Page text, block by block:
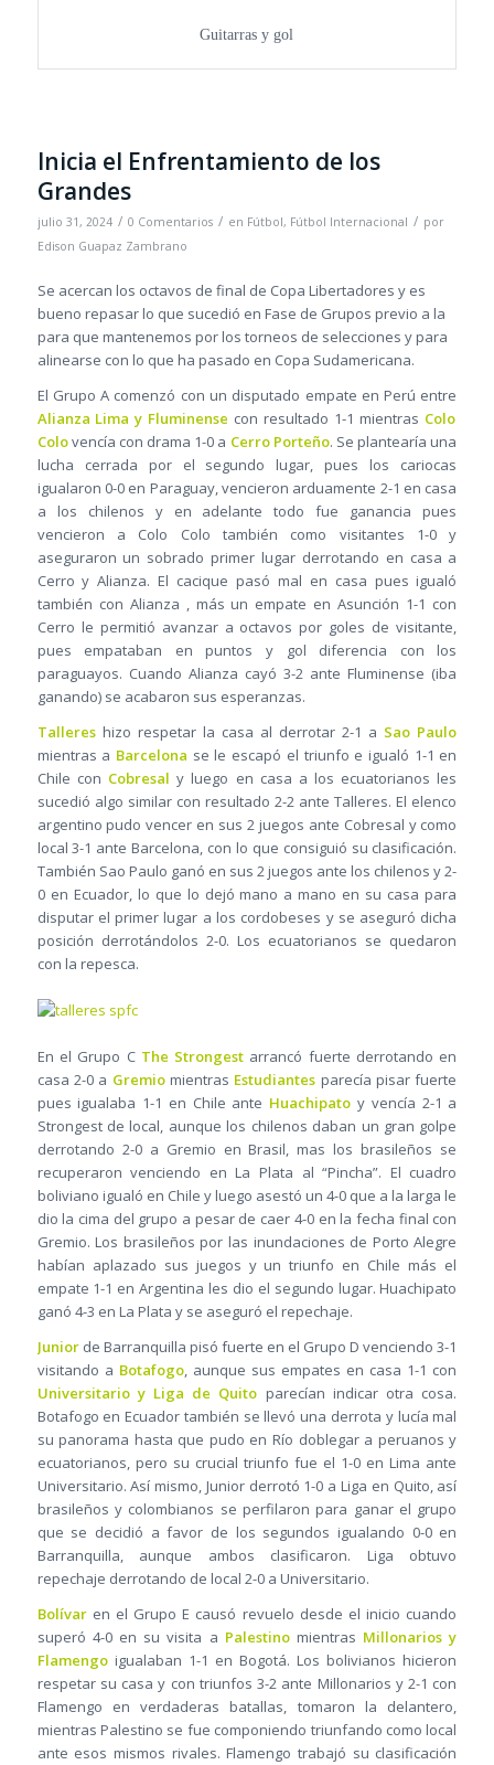
Guitarras y gol
Inicia el Enfrentamiento de los
Grandes
julio 31, 2024 / 0 Comentarios / en Fútbol, Fútbol Internacional / por
Edison Guapaz Zambrano
Se acercan los octavos de final de Copa Libertadores y es
bueno repasar lo que sucedió en Fase de Grupos previo a la
para que mantenemos por los torneos de selecciones y para
alinearse con lo que ha pasado en Copa Sudamericana.
El Grupo A comenzó con un disputado empate en Perú entre
Alianza Lima y Fluminense con resultado 1-1 mientras Colo
Colovencía con drama 1-0 a Cerro Porteño. Se plantearía una
lucha cerrada por el segundo lugar, pues los cariocas
igualaron 0-0 en Paraguay, vencieron arduamente 2-1 en casa
a los chilenos y en adelante todo fue ganancia pues
vencieron a Colo Colo también como visitantes 1-0 y
aseguraron un sobrado primer lugar derrotando en casa a
Cerro y Alianza. El cacique pasó mal en casa pues igualó
también con Alianza , más un empate en Asunción 1-1 con
Cerro le permitió avanzar a octavos por goles de visitante,
pues empataban en puntos y gol diferencia con los
paraguayos. Cuando Alianza cayó 3-2 ante Fluminense (iba
ganando) se acabaron sus esperanzas.
Tallereshizo respetar la casa al derrotar 2-1 a Sao Paulo
mientras a Barcelona se le escapó el triunfo e igualó 1-1 en
Chile con Cobresal y luego en casa a los ecuatorianos les
sucedió algo similar con resultado 2-2 ante Talleres. El elenco
argentino pudo vencer en sus 2 juegos ante Cobresal y como
local 3-1 ante Barcelona, con lo que consiguió su clasificación.
También Sao Paulo ganó en sus 2 juegos ante los chilenos y 2-
0 en Ecuador, lo que lo dejó mano a mano en su casa para
disputar el primer lugar a los cordobeses y se aseguró dicha
posición derrotándolos 2-0. Los ecuatorianos se quedaron
con la repesca.
En el Grupo C The Strongest arrancó fuerte derrotando en
casa 2-0 a Gremiomientras Estudiantes parecía pisar fuerte
pues igualaba 1-1 en Chile ante Huachipato y vencía 2-1 a
Strongest de local, aunque los chilenos daban un gran golpe
derrotando 2-0 a Gremio en Brasil, mas los brasileños se
recuperaron venciendo en La Plata al “Pincha”. El cuadro
boliviano igualó en Chile y luego asestó un 4-0 que a la larga le
dio la cima del grupo a pesar de caer 4-0 en la fecha final con
Gremio. Los brasileños por las inundaciones de Porto Alegre
habían aplazado sus juegos y un triunfo en Chile más el
empate 1-1 en Argentina les dio el segundo lugar. Huachipato
ganó 4-3 en La Plata y se aseguró el repechaje.
Juniorde Barranquilla pisó fuerte en el Grupo D venciendo 3-1
visitando a Botafogo, aunque sus empates en casa 1-1 con
Universitario y Liga de Quito parecían indicar otra cosa.
Botafogo en Ecuador también se llevó una derrota y lucía mal
su panorama hasta que pudo en Río doblegar a peruanos y
ecuatorianos, pero su crucial triunfo fue el 1-0 en Lima ante
Universitario. Así mismo, Junior derrotó 1-0 a Liga en Quito, así
brasileños y colombianos se perfilaron para ganar el grupo
que se decidió a favor de los segundos igualando 0-0 en
Barranquilla, aunque ambos clasificaron. Liga obtuvo
repechaje derrotando de local 2-0 a Universitario.
Bolívaren el Grupo E causó revuelo desde el inicio cuando
superó 4-0 en su visita a Palestinomientras Millonarios y
Flamengoigualaban 1-1 en Bogotá. Los bolivianos hicieron
respetar su casa y con triunfos 3-2 ante Millonarios y 2-1 con
Flamengo en verdaderas batallas, tomaron la delantero,
mientras Palestino se fue componiendo triunfando como local
ante esos mismos rivales. Flamengo trabajó su clasificación